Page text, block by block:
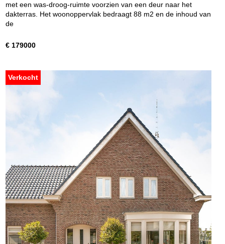
met een was-droog-ruimte voorzien van een deur naar het
dakterras. Het woonoppervlak bedraagt 88 m2 en de inhoud van
de
€ 179000
Verkocht